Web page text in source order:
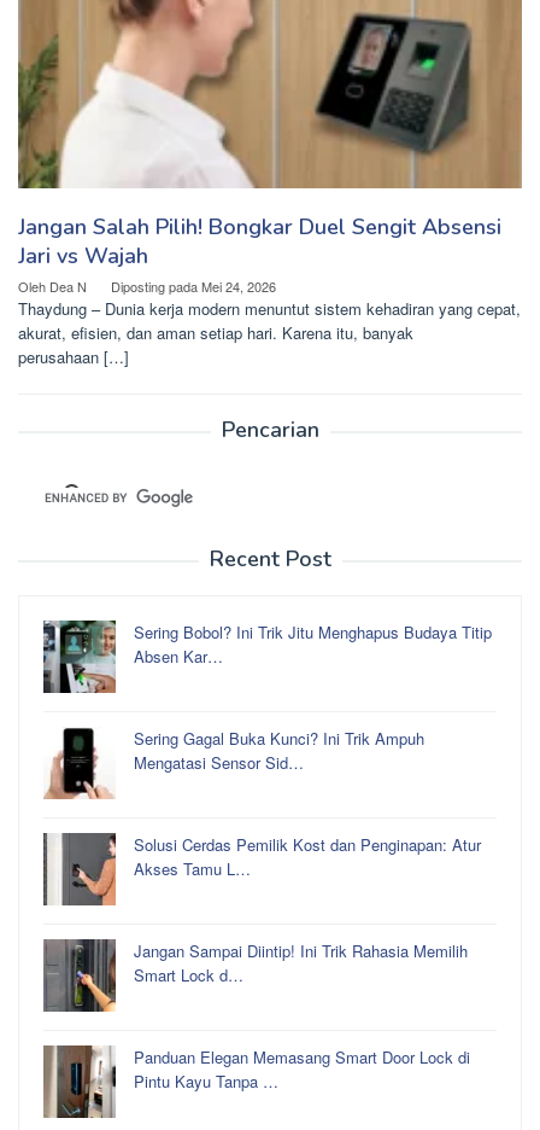
Jangan Salah Pilih! Bongkar Duel Sengit Absensi
Jari vs Wajah
Oleh Dea N Diposting padaMei 24, 2026
Thaydung – Dunia kerja modern menuntut sistem kehadiran yang cepat,
akurat, efisien, dan aman setiap hari. Karena itu, banyak
perusahaan […]
Pencarian
Recent Post
Sering Bobol? Ini Trik Jitu Menghapus Budaya Titip
Absen Kar…
Sering Gagal Buka Kunci? Ini Trik Ampuh
Mengatasi Sensor Sid…
Solusi Cerdas Pemilik Kost dan Penginapan: Atur
Akses Tamu L…
Jangan Sampai Diintip! Ini Trik Rahasia Memilih
Smart Lock d…
Panduan Elegan Memasang Smart Door Lock di
Pintu Kayu Tanpa …